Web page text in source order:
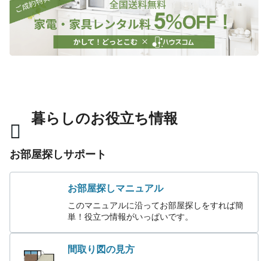
暮らしのお役立ち情報
お部屋探しサポート
お部屋探しマニュアル
このマニュアルに沿ってお部屋探しをすれば簡
単！役立つ情報がいっぱいです。
間取り図の見方